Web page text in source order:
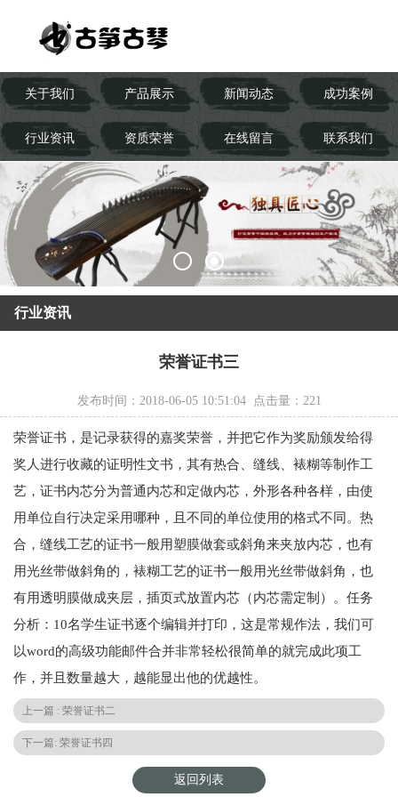
关于我们 产品展示 新闻动态 成功案例
行业资讯 资质荣誉 在线留言 联系我们
行业资讯
荣誉证书三
发布时间：2018-06-05 10:51:04 点击量： 221
荣誉证书，是记录获得的嘉奖荣誉，并把它作为奖励颁发给得
奖人进行收藏的证明性文书，其有热合、缝线、裱糊等制作工
艺，证书内芯分为普通内芯和定做内芯，外形各种各样，由使
用单位自行决定采用哪种，且不同的单位使用的格式不同。热
合，缝线工艺的证书一般用塑膜做套或斜角来夹放内芯，也有
用光丝带做斜角的，裱糊工艺的证书一般用光丝带做斜角，也
有用透明膜做成夹层，插页式放置内芯（内芯需定制）。任务
分析：10名学生证书逐个编辑并打印，这是常规作法，我们可
以word的高级功能邮件合并非常轻松很简单的就完成此项工
作，并且数量越大，越能显出他的优越性。
上一篇 : 荣誉证书二
下一篇: 荣誉证书四
返回列表